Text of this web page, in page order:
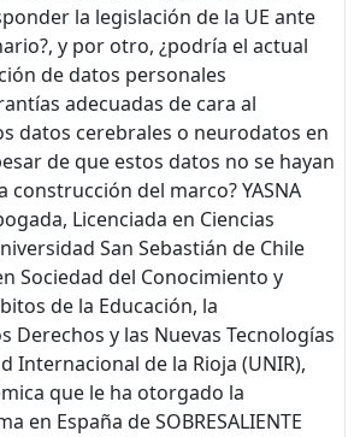
la legislación de la UE ante
y por otro, ¿podría el actual
de datos personales
adecuadas de cara al
datos cerebrales o neurodatos en
de que estos datos no se hayan
construcción del marco? YASNA
Licenciada en Ciencias
San Sebastián de Chile
Sociedad del Conocimiento y
de la Educación, la
Derechos y las Nuevas Tecnologías
Internacional de la Rioja (UNIR),
que le ha otorgado la
en España de SOBRESALIENTE